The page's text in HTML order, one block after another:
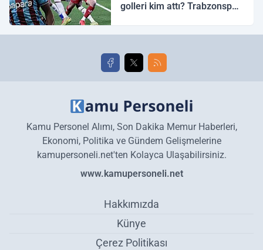
golleri kim attı? Trabzonspor
golleri!
Kamu Personel Alımı, Son Dakika Memur Haberleri,
Ekonomi, Politika ve Gündem Gelişmelerine
kamupersoneli.net'ten Kolayca Ulaşabilirsiniz.
www.kamupersoneli.net
Hakkımızda
Künye
Çerez Politikası